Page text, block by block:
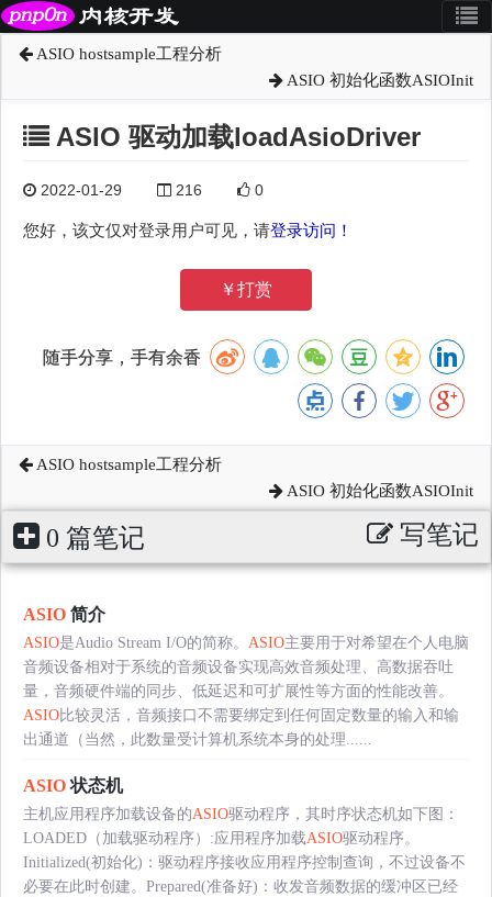
ASIO hostsample工程分析
ASIO 初始化函数ASIOInit
ASIO 驱动加载loadAsioDriver
2022-01-29 216 0
您好，该文仅对登录用户可见，请登录访问！
￥打赏
随手分享，手有余香
ASIO hostsample工程分析
ASIO 初始化函数ASIOInit
0 篇笔记 写笔记
ASIO 简介
ASIO是Audio Stream I/O的简称。 ASIO主要用于对希望在个人电脑
音频设备相对于系统的音频设备实现高效音频处理、高数据吞吐
量，音频硬件端的同步、低延迟和可扩展性等方面的性能改善。
ASIO比较灵活，音频接口不需要绑定到任何固定数量的输入和输
出通道（当然，此数量受计算机系统本身的处理......
ASIO状态机
主机应用程序加载设备的ASIO驱动程序，其时序状态机如下图：
LOADED（加载驱动程序）:应用程序加载ASIO驱动程序。
Initialized(初始化)：驱动程序接收应用程序控制查询，不过设备不
必要在此时创建。Prepared(准备好)：收发音频数据的缓冲区已经